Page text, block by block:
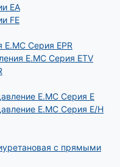
EA
FE
Серия EPR
E.MC Серия ETV
E.MC Серия E
E.MC Серия E/H
с прямыми